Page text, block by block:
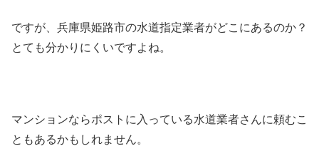
ですが、兵庫県姫路市の水道指定業者がどこにあるのか？
とても分かりにくいですよね。
マンションならポストに入っている水道業者さんに頼むこ
ともあるかもしれません。